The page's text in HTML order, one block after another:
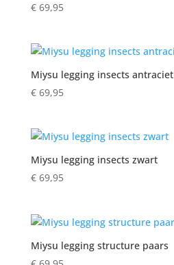
€69,95
Miysu legging insects antraciet
€69,95
Miysu legging insects zwart
€69,95
Miysu legging structure paars